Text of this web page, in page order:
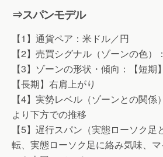
⇒スパンモデル
【1】通貨ペア：米ドル／円
【2】売買シグナル（ゾーンの色）
【3】ゾーンの形状・傾向：【短
【長期】右肩上がり
【4】実勢レベル（ゾーンとの関
より下方での推移
【5】遅行スパン（実態ローソク
転、実態ローソク足に絡み気味、